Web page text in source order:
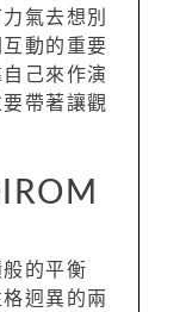
氣去想別
動的重要
己來作演
帶著讓觀
的平衡
迥異的兩